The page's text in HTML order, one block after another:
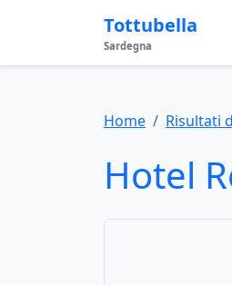
Tottubella
Sardegna
Home Risultati
Hotel